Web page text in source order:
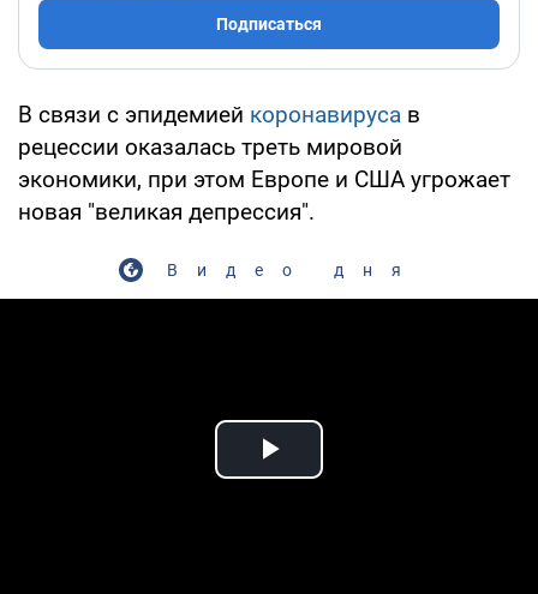
Подписаться
В связи с эпидемией коронавируса в
рецессии оказалась треть мировой
экономики, при этом Европе и США угрожает
новая "великая депрессия".
Видео дня
Play Video